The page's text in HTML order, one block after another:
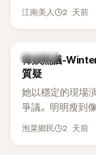
作品，躍升為韓
細身材下的超狂
傻直呼：「原來她
江南美人 2 天前
熱議討論
韓娛熱議-
質疑
她以穩定的現場
爭議。明明瘦到
和音量？
泡菜鄉民 2 天前